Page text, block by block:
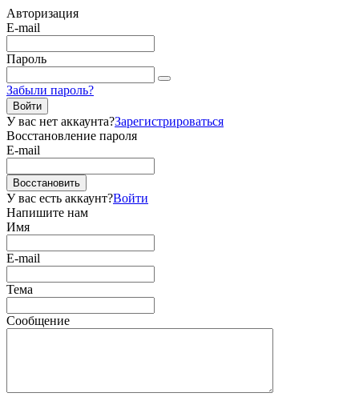
Авторизация
E-mail
Пароль
Забыли пароль?
Войти
У вас нет аккаунта?Зарегистрироваться
Восстановление пароля
E-mail
Восстановить
У вас есть аккаунт?Войти
Напишите нам
Имя
E-mail
Тема
Сообщение